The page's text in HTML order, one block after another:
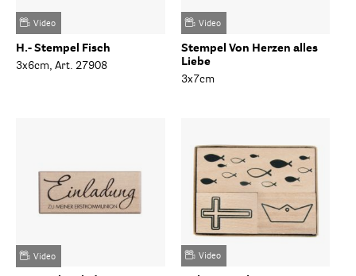
Video
H.- Stempel Fisch
3x6cm, Art. 27908
Video
Stempel Von Herzen alles
Liebe
3x7cm
Video Video